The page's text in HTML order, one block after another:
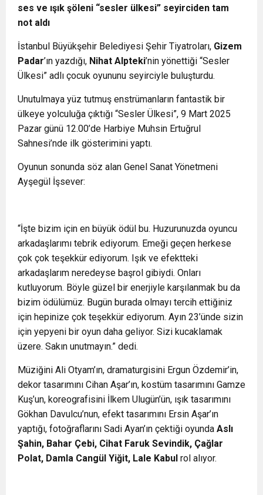
ses ve ışık şöleni “sesler ülkesi” seyirciden tam
not aldı
İstanbul Büyükşehir Belediyesi Şehir Tiyatroları, Gizem
Padar’ın yazdığı, Nihat Alpteki’nin yönettiği “Sesler
Ülkesi” adlı çocuk oyununu seyirciyle buluşturdu.
Unutulmaya yüz tutmuş enstrümanların fantastik bir
ülkeye yolculuğa çıktığı “Sesler Ülkesi”, 9 Mart 2025
Pazar günü 12.00’de Harbiye Muhsin Ertuğrul
Sahnesi’nde ilk gösterimini yaptı.
Oyunun sonunda söz alan Genel Sanat Yönetmeni
Ayşegül İşsever:
“İşte bizim için en büyük ödül bu. Huzurunuzda oyuncu
arkadaşlarımı tebrik ediyorum. Emeği geçen herkese
çok çok teşekkür ediyorum. Işık ve efektteki
arkadaşlarım neredeyse başrol gibiydi. Onları
kutluyorum. Böyle güzel bir enerjiyle karşılanmak bu da
bizim ödülümüz. Bugün burada olmayı tercih ettiğiniz
için hepinize çok teşekkür ediyorum. Ayın 23’ünde sizin
için yepyeni bir oyun daha geliyor. Sizi kucaklamak
üzere. Sakın unutmayın.” dedi.
Müziğini Ali Otyam’ın, dramaturgisini Ergun Özdemir’in,
dekor tasarımını Cihan Aşar’ın, kostüm tasarımını Gamze
Kuş’un, koreografisini İlkem Ulugün’ün, ışık tasarımını
Gökhan Davulcu’nun, efekt tasarımını Ersin Aşar’ın
yaptığı, fotoğraflarını Sadi Ayan’ın çektiği oyunda Aslı
Şahin, Bahar Çebi, Cihat Faruk Sevindik, Çağlar
Polat, Damla Cangül Yiğit, Lale Kabul rol alıyor.